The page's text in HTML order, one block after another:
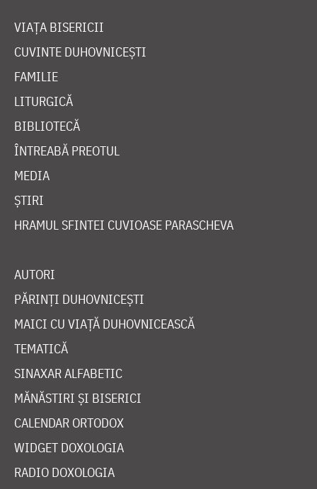
VIAȚA BISERICII
CUVINTE DUHOVNICEȘTI
FAMILIE
LITURGICĂ
BIBLIOTECĂ
ÎNTREABĂ PREOTUL
MEDIA
ȘTIRI
HRAMUL SFINTEI CUVIOASE PARASCHEVA
AUTORI
PĂRINȚI DUHOVNICEȘTI
MAICI CU VIAȚĂ DUHOVNICEASCĂ
TEMATICĂ
SINAXAR ALFABETIC
MĂNĂSTIRI ȘI BISERICI
CALENDAR ORTODOX
WIDGET DOXOLOGIA
RADIO DOXOLOGIA